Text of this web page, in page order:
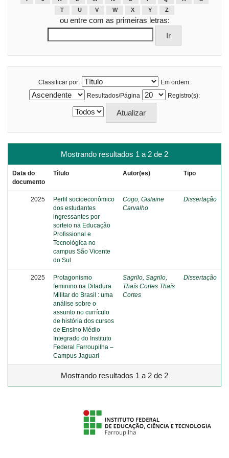
T
U V W X Y Z
ou entre com as primeiras letras:
Classificar por:
Em ordem:
Resultados/Página
Registro(s):
Mostrando resultados 1 a 2 de 2
Data do
documento
Título Autor(es) Tipo
2025
Perfil socioeconômico
dos estudantes
ingressantes por
sorteio na Educação
Profissional e
Tecnológica no
campus São Vicente
do Sul
Cogo, Gislaine
Carvalho
Dissertação
2025
Protagonismo
feminino na Ditadura
Militar do Brasil : uma
análise sobre o
assunto no currículo
de história dos cursos
de Ensino Médio
Integrado do Instituto
Federal Farroupilha –
Campus Jaguari
Sagrilo, Sagrilo,
Thaís Cortes Thaís
Cortes
Dissertação
Mostrando resultados 1 a 2 de 2